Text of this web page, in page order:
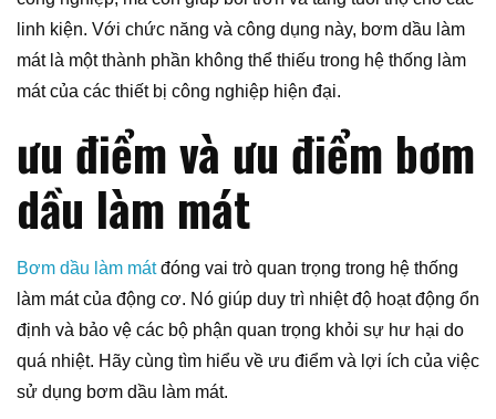
linh kiện. Với chức năng và công dụng này, bơm dầu làm
mát là một thành phần không thể thiếu trong hệ thống làm
mát của các thiết bị công nghiệp hiện đại.
ưu điểm và ưu điểm bơm
dầu làm mát
Bơm dầu làm mátđóng vai trò quan trọng trong hệ thống
làm mát của động cơ. Nó giúp duy trì nhiệt độ hoạt động ổn
định và bảo vệ các bộ phận quan trọng khỏi sự hư hại do
quá nhiệt. Hãy cùng tìm hiểu về ưu điểm và lợi ích của việc
sử dụng bơm dầu làm mát.